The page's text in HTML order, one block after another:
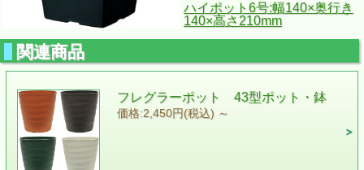
ハイポット6号:幅140×奥行き
140×高さ210mm
関連商品
フレグラーポット 43型ポット・鉢
価格:2,450円(税込) ～